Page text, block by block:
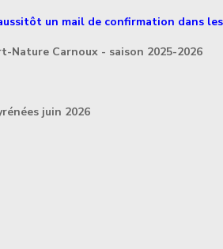
un mail de confirmation dans
Nature Carnoux - saison 2025-2026
juin 2026